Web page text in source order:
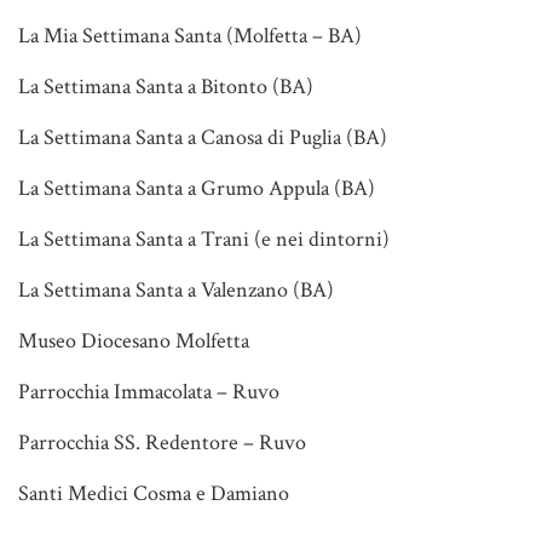
La Mia Settimana Santa (Molfetta – BA)
La Settimana Santa a Bitonto (BA)
La Settimana Santa a Canosa di Puglia (BA)
La Settimana Santa a Grumo Appula (BA)
La Settimana Santa a Trani (e nei dintorni)
La Settimana Santa a Valenzano (BA)
Museo Diocesano Molfetta
Parrocchia Immacolata – Ruvo
Parrocchia SS. Redentore – Ruvo
Santi Medici Cosma e Damiano